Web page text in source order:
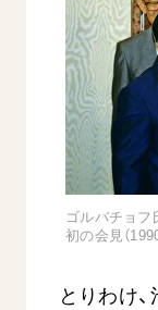
ゴルバチョフ
初の会見（
とりわけ